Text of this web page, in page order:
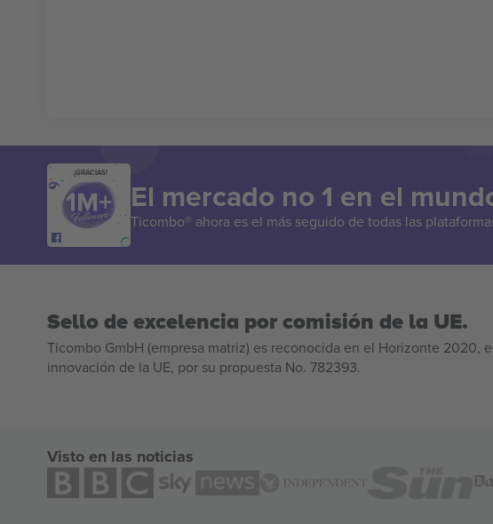
¡GRACIAS!
El mercado no 1 en el
Ticombo® ahora es el más seguido de todas las
Sello de excelencia por comisión de la UE.
Ticombo GmbH (empresa matriz) es reconocida en el Horizonte 2020,
innovación de la UE, por su propuesta No. 782393.
Visto en las noticias